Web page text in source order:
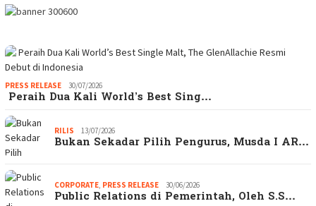
PRESS RELEASE 30/07/2026
Peraih Dua Kali World’s Best Sing…
RILIS 13/07/2026
Bukan Sekadar Pilih Pengurus, Musda I AR…
CORPORATE, PRESS RELEASE 30/06/2026
Public Relations di Pemerintah, Oleh S.S…